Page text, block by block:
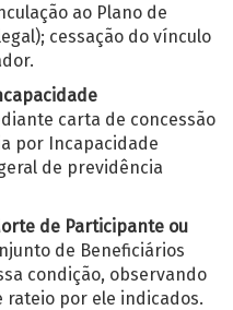
ao Plano de
cessação do vínculo
carta de concessão
por Incapacidade
de previdência
de Participante ou
de Beneficiários
condição, observando
por ele indicados.